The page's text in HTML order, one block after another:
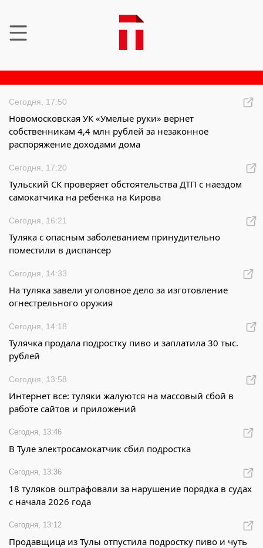
Сегодня, 17:50
Новомосковская УК «Умелые руки» вернет
собственникам 4,4 млн рублей за незаконное
распоряжение доходами дома
Сегодня, 17:20
Тульский СК проверяет обстоятельства ДТП с наездом
самокатчика на ребенка на Кирова
Сегодня, 16:21
Туляка с опасным заболеванием принудительно
поместили в диспансер
Сегодня, 14:33
На туляка завели уголовное дело за изготовление
огнестрельного оружия
Сегодня, 14:18
Тулячка продала подростку пиво и заплатила 30 тыс.
рублей
Сегодня, 13:58
Интернет все: туляки жалуются на массовый сбой в
работе сайтов и приложений
Сегодня, 13:46
В Туле электросамокатчик сбил подростка
Сегодня, 13:36
18 туляков оштрафовали за нарушение порядка в судах
с начала 2026 года
Сегодня, 13:12
Продавщица из Тулы отпустила подростку пиво и чуть